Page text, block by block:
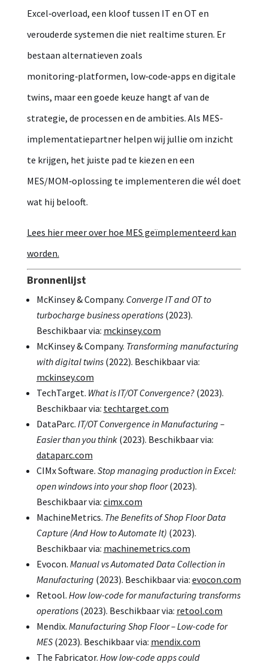
Excel‑overload, een kloof tussen IT en OT en
verouderde systemen die niet realtime sturen. Er
bestaan alternatieven zoals
monitoring‑platformen, low‑code‑apps en digitale
twins, maar een goede keuze hangt af van de
strategie, de processen en de ambities. Als MES-
implementatiepartner helpen wij jullie om inzicht
te krijgen, het juiste pad te kiezen en een
MES/MOM‑oplossing te implementeren die wél doet
wat hij belooft.
Lees hier meer over hoe MES geïmplementeerd kan
worden.
Bronnenlijst
McKinsey & Company. Converge IT and OT to
turbocharge business operations(2023).
Beschikbaar via: mckinsey.com
McKinsey & Company. Transforming manufacturing
with digital twins(2022). Beschikbaar via:
mckinsey.com
TechTarget. What is IT/OT Convergence?(2023).
Beschikbaar via: techtarget.com
DataParc. IT/OT Convergence in Manufacturing –
Easier than you think(2023). Beschikbaar via:
dataparc.com
CIMx Software. Stop managing production in Excel:
open windows into your shop floor(2023).
Beschikbaar via: cimx.com
MachineMetrics. The Benefits of Shop Floor Data
Capture (And How to Automate It) (2023).
Beschikbaar via: machinemetrics.com
Evocon. Manual vs Automated Data Collection in
Manufacturing (2023). Beschikbaar via: evocon.com
Retool. How low-code for manufacturing transforms
operations(2023). Beschikbaar via: retool.com
Mendix. Manufacturing Shop Floor – Low-code for
MES(2023). Beschikbaar via: mendix.com
The Fabricator. How low-code apps could